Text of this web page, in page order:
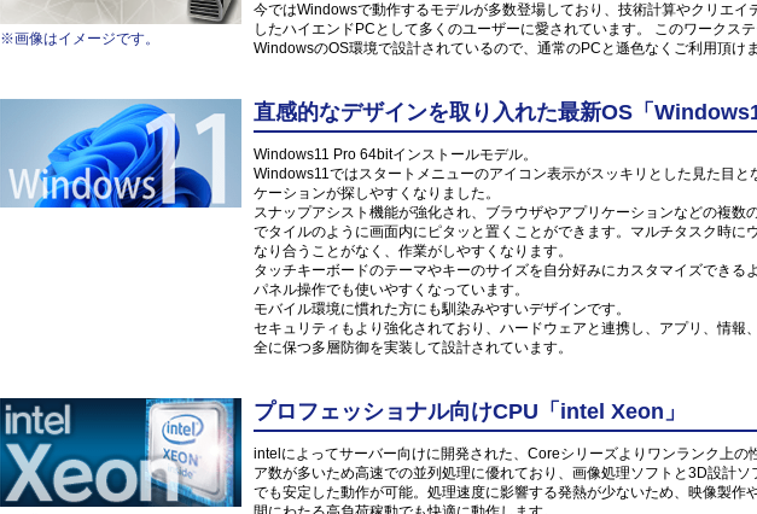
※画像はイメージです。
今ではWindowsで動作するモデルが多数登場しており、技術計算やクリエイ
したハイエンドPCとして多くのユーザーに愛されています。 このワークス
WindowsのOS環境で設計されているので、通常のPCと遜色なくご利用頂けま
直感的なデザインを取り入れた最新OS「
Windows11 Pro 64bitインストールモデル。
Windows11ではスタートメニューのアイコン表示がスッキリとした見た目と
ケーションが探しやすくなりました。
スナップアシスト機能が強化され、ブラウザやアプリケーションなどの複数
でタイルのように画面内にピタッと置くことができます。マルチタスク時に
なり合うことがなく、作業がしやすくなります。
タッチキーボードのテーマやキーのサイズを自分好みにカスタマイズできる
パネル操作でも使いやすくなっています。
モバイル環境に慣れた方にも馴染みやすいデザインです。
セキュリティもより強化されており、ハードウェアと連携し、アプリ、情報
全に保つ多層防御を実装して設計されています。
プロフェッショナル向けCPU「intel Xeon」
intelによってサーバー向けに開発された、Coreシリーズよりワンランク上の
ア数が多いため高速での並列処理に優れており、画像処理ソフトと3D設計ソ
でも安定した動作が可能。処理速度に影響する発熱が少ないため、映像製作